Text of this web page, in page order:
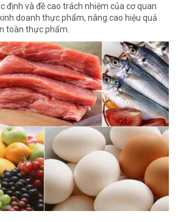
định và đề cao trách nhiệm của cơ quan
doanh thực phẩm, nâng cao hiệu quả
toàn thực phẩm.